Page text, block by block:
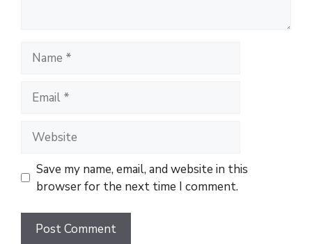
Name
Email
Website
Save my name, email, and website in this
browser for the next time I comment.